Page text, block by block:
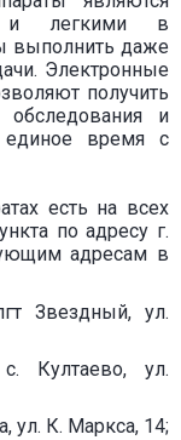
и легкими в
выполнить даже
Электронные
получить
и
единое время с
есть на всех
по адресу г.
адресам в
Звездный, ул.
Култаево, ул.
ул. К. Маркса, 14;